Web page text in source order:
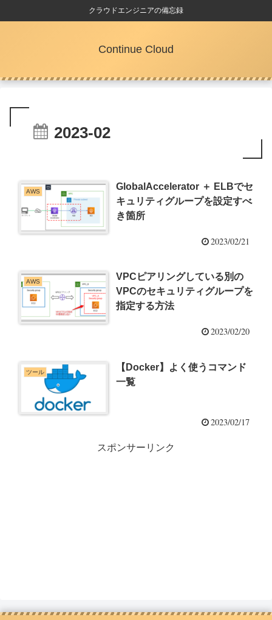
クラウドエンジニアの備忘録
Continue Cloud
2023-02
AWS
GlobalAccelerator ＋ ELBでセ
キュリティグループを設定すべ
き箇所
2023/02/21
AWS
VPCピアリングしている別の
VPCのセキュリティグループを
指定する方法
2023/02/20
ツール
【Docker】よく使うコマンド
一覧
2023/02/17
スポンサーリンク